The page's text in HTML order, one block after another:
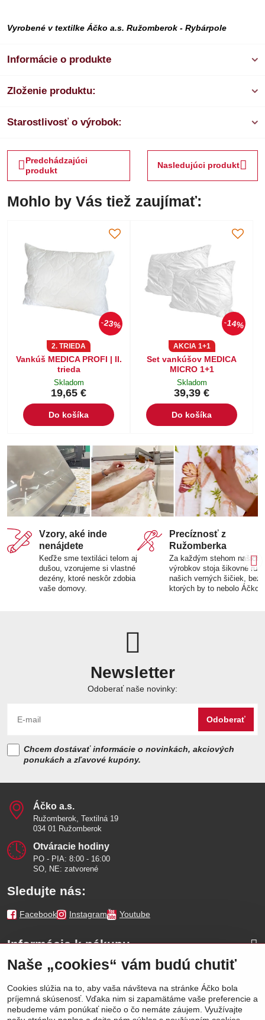
Vyrobené v textilke Áčko a.s. Ružomberok - Rybárpole
Informácie o produkte
Zloženie produktu:
Starostlivosť o výrobok:
Predchádzajúci
produkt
Nasledujúci produkt
Mohlo by Vás tiež zaujímať:
23%
2. TRIEDA
Vankúš MEDICA PROFI | II.
trieda
Skladom
19,65 €
Do košíka
14%
AKCIA 1+1
Set vankúšov MEDICA
MICRO 1+1
Skladom
39,39 €
Do košíka
Vzory, aké inde
nenájdete
Keďže sme textiláci telom aj
dušou, vzorujeme si vlastné
dezény, ktoré neskôr zdobia
vaše domovy.
Precíznosť z
Ružomberka
Za každým stehom našich
výrobkov stoja šikovné ruky
našich verných šičiek, bez
ktorých by to nebolo Áčko.
Newsletter
Odoberať naše novinky:
Odoberať
Chcem dostávať informácie o novinkách, akciových
ponukách a zľavové kupóny.
Áčko a​.s​.
Ružomberok, Textilná 19
034 01 Ružomberok
Otváracie hodiny
PO - PIA: 8:00 - 16:00
SO, NE: zatvorené
Sledujte nás:
Facebook Instagram Youtube
Informácie k nákupu
Naše značky
Výhody
Naše „cookies“ vám budú chutiť
Cookies slúžia na to, aby vaša návšteva na stránke Áčko bola
príjemná skúsenosť. Vďaka nim si zapamätáme vaše preferencie a
nebudeme vám ponúkať niečo o čo nemáte záujem. Využívajte